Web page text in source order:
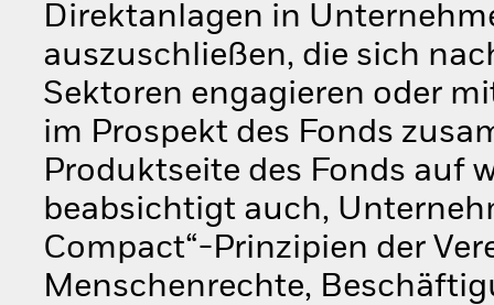
Direktanlagen in
auszuschließen, die sich
Sektoren engagieren oder
im Prospekt des Fonds
Produktseite des Fonds auf
beabsichtigt auch,
Compact“-Prinzipien der
Menschenrechte,